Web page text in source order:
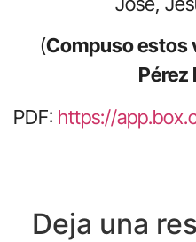
(Compuso estos
Pérez
PDF: https://
Deja una